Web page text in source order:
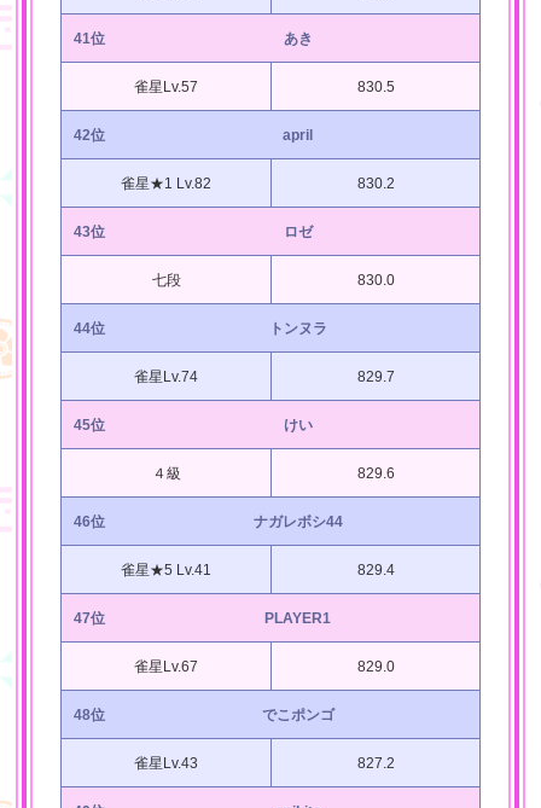
41位 あき
雀星Lv.57 830.5
42位 april
雀星★1 Lv.82 830.2
43位 ロゼ
七段 830.0
44位 トンヌラ
雀星Lv.74 829.7
45位 けい
４級 829.6
46位 ナガレボシ44
雀星★5 Lv.41 829.4
47位 PLAYER1
雀星Lv.67 829.0
48位 でこポンゴ
雀星Lv.43 827.2